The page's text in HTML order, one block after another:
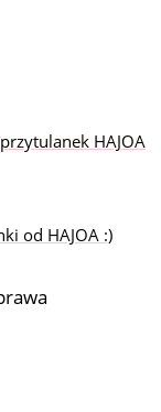
HAJOA
od HAJOA :)